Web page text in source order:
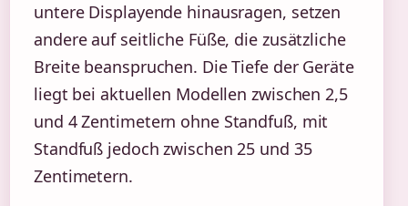
untere Displayende hinausragen, setzen
andere auf seitliche Füße, die zusätzliche
Breite beanspruchen. Die Tiefe der Geräte
liegt bei aktuellen Modellen zwischen 2,5
und 4 Zentimetern ohne Standfuß, mit
Standfuß jedoch zwischen 25 und 35
Zentimetern.